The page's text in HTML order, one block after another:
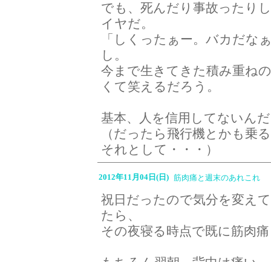
でも、死んだり事故ったり
イヤだ。
「しくったぁー。バカだな
し。
今まで生きてきた積み重ね
くて笑えるだろう。
基本、人を信用してないん
（だったら飛行機とかも乗
それとして・・・）
2012年11月04日(日) 筋肉痛と週末のあれこれ
祝日だったので気分を変え
たら、
その夜寝る時点で既に筋肉